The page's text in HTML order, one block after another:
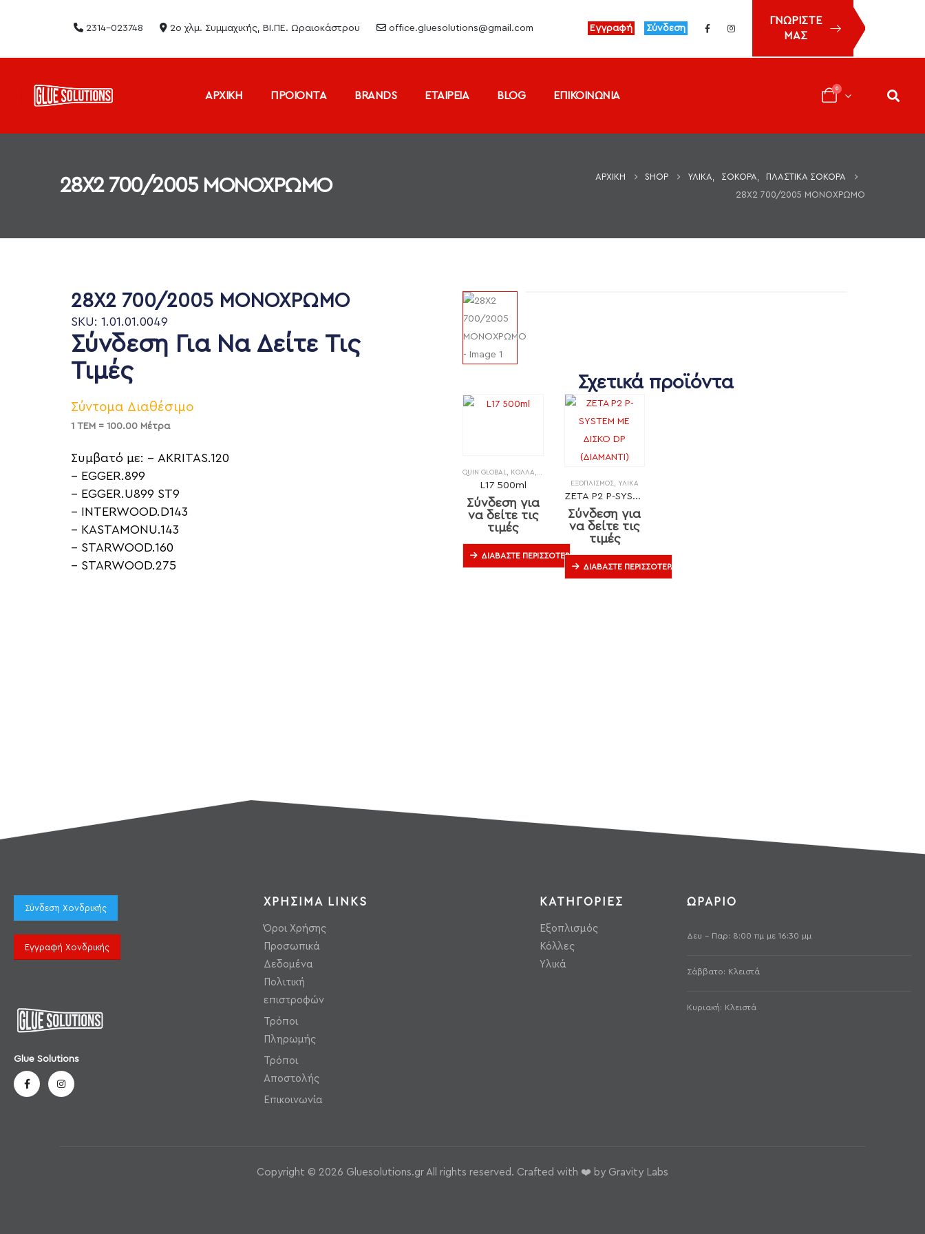
2314-023748 2ο χλμ. Συμμαχικής, ΒΙ.ΠΕ. Ωραιοκάστρου office.gluesolutions@gmail.com Εγγραφή Σύνδεση
ΓΝΩΡΙΣΤΕ
ΜΑΣ
ΑΡΧΙΚΗ ΠΡΟΙΟΝΤΑ BRANDS ΕΤΑΙΡΕΙΑ BLOG ΕΠΙΚΟΙΝΩΝΙΑ
0
28X2 700/2005 ΜΟΝΟΧΡΩΜΟ ΑΡΧΙΚΉ SHOP ΥΛΙΚΆ ΣΌΚΟΡΑ
ΠΛΑΣΤΙΚΆ ΣΌΚΟΡΑ
28X2 700/2005 ΜΟΝΟΧΡΩΜΟ
28X2 700/2005 ΜΟΝΟΧΡΩΜΟ
SKU: 1.01.01.0049
Σύνδεση Για Να Δείτε Τις
Τιμές
Σύντομα Διαθέσιμο
1 ΤΕΜ = 100.00 Μέτρα
Συμβατό με: – AKRITAS.120
– EGGER.899
– EGGER.U899 ST9
– INTERWOOD.D143
– KASTAMONU.143
– STARWOOD.160
– STARWOOD.275
Σχετικά προϊόντα
QUIN GLOBAL, ΚΌΛΛΑ , ΞΎΛΟ & ΆΛΛΑ ΥΛΙΚΆ
L17 500ml
Σύνδεση για
να δείτε τις
τιμές
ΔΙΑΒΆΣΤΕ ΠΕΡΙΣΣΌΤΕΡΑ
ΕΞΟΠΛΙΣΜΌΣ, ΥΛΙΚΆ
ZETA P2 P-SYSTEM ΜΕ ΔΙΣΚΟ DP (ΔΙΑΜΑΝΤΙ)
Σύνδεση για
να δείτε τις
τιμές
ΔΙΑΒΆΣΤΕ ΠΕΡΙΣΣΌΤΕΡΑ
Σύνδεση Χονδρικής
Εγγραφή Χονδρικής
Glue Solutions
ΧΡΗΣΙΜΑ LINKS
Όροι Χρήσης
Προσωπικά
Δεδομένα
Πολιτική
επιστροφών
Τρόποι
Πληρωμής
Τρόποι
Αποστολής
Επικοινωνία
ΚΑΤΗΓΟΡΙΕΣ
Εξοπλισμός
Κόλλες
Υλικά
ΩΡΑΡΙΟ
Δευ - Παρ: 8:00 πμ με 16:30 μμ
Σάββατο: Κλειστά
Κυριακή: Κλειστά
Copyright © 2026 Gluesolutions.gr All rights reserved. Crafted with ❤️ by Gravity Labs